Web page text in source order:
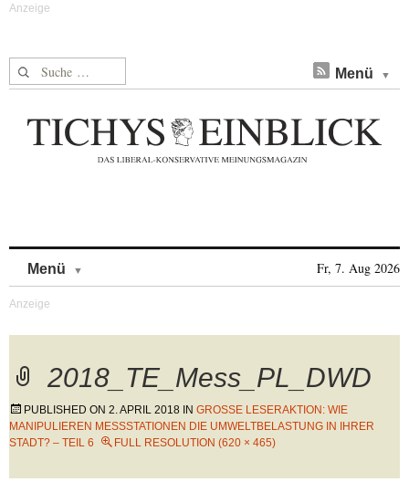
Suche nach: Menü
Menü Fr, 7. Aug 2026
2018_TE_Mess_PL_DWD
PUBLISHED ON 2. APRIL 2018 IN GROSSE LESERAKTION: WIE M
ANIPULIEREN MESSSTATIONEN DIE UMWELTBELASTUNG IN IHRER S
TADT? – TEIL 6
FULL RESOLUTION (620 × 465)